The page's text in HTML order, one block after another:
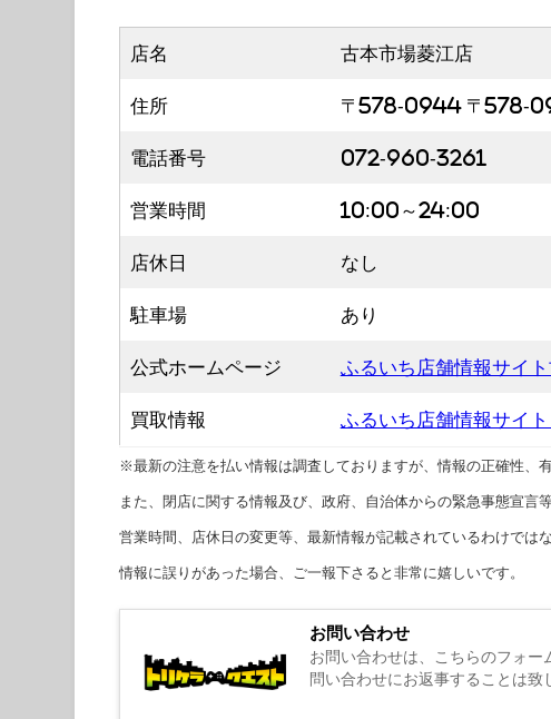
店名 古本市場菱江店
住所 〒578-0944 〒578-
電話番号 072-960-3261
営業時間 10:00～24:00
店休日 なし
駐車場 あり
公式ホームページ ふるいち店舗情報サイ
買取情報 ふるいち店舗情報サイ
※最新の注意を払い情報は調査しておりますが、情報の正確性、
また、閉店に関する情報及び、政府、自治体からの緊急事態宣言
営業時間、店休日の変更等、最新情報が記載されているわけでは
情報に誤りがあった場合、ご一報下さると非常に嬉しいです。
お問い合わせ
お問い合わせは、こちらのフォ
問い合わせにお返事することは致